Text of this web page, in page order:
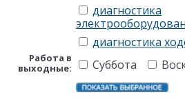
диагностика
диагностика
Работа в
выходные:
Суббота